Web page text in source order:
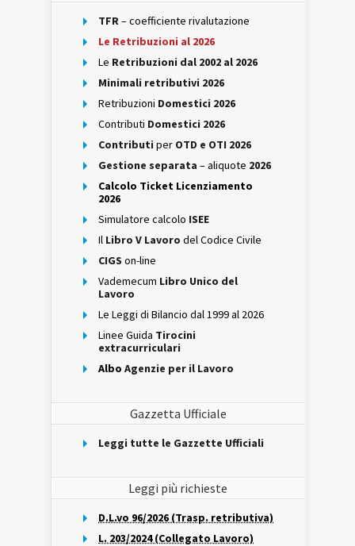
TFR– coefficiente rivalutazione
Le Retribuzioni al 2026
Le Retribuzioni dal 2002 al 2026
Minimali retributivi 2026
Retribuzioni Domestici 2026
Contributi Domestici 2026
Contributi per OTD e OTI 2026
Gestione separata – aliquote 2026
Calcolo Ticket Licenziamento
2026
Simulatore calcolo ISEE
Il Libro V Lavoro del Codice Civile
CIGS on-line
Vademecum Libro Unico del
Lavoro
Le Leggi di Bilancio dal 1999 al 2026
Linee Guida Tirocini
extracurriculari
Albo Agenzie per il Lavoro
Gazzetta Ufficiale
Leggi tutte le Gazzette Ufficiali
Leggi più richieste
D.L.vo 96/2026 (Trasp. retributiva)
L. 203/2024 (Collegato Lavoro)